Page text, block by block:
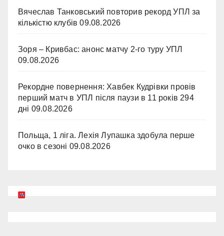
Вячеслав Танковський повторив рекорд УПЛ за
кількістю клубів 09.08.2026
Зоря – Кривбас: анонс матчу 2-го туру УПЛ
09.08.2026
Рекордне повернення: Хавбек Кудрівки провів
перший матч в УПЛ після паузи в 11 років 294
дні 09.08.2026
Польща, 1 ліга. Лехія Лупашка здобула перше
очко в сезоні 09.08.2026